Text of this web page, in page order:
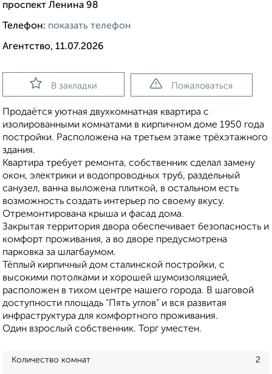
проспект Ленина 98
Телефон: показать телефон
Агентство, 11.07.2026
В закладки Пожаловаться
Продаётся уютная двухкомнатная квартира с
изолированными комнатами в кирпичном доме 1950 года
постройки. Расположена на третьем этаже трёхэтажного
здания.
Квартира требует ремонта, собственник сделал замену
окон, электрики и водопроводных труб, раздельный
санузел, ванна выложена плиткой, в остальном есть
возможность создать интерьер по своему вкусу.
Отремонтирована крыша и фасад дома.
Закрытая территория двора обеспечивает безопасность и
комфорт проживания, а во дворе предусмотрена
парковка за шлагбаумом.
Тёплый кирпичный дом сталинской постройки, с
высокими потолками и хорошей шумоизоляцией,
расположен в тихом центре нашего города. В шаговой
доступности площадь "Пять углов" и вся развитая
инфраструктура для комфортного проживания.
Один взрослый собственник. Торг уместен.
Количество комнат 2